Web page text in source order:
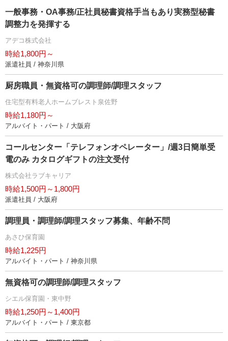
一般事務・OA事務/正社員秘書資格手当もあり実務型秘書
調整力を発揮する
アデコ株式会社
時給1,800円～
派遣社員 / 神奈川県
厨房職員・無資格可の調理師/調理スタッフ
住宅型有料老人ホームブレスト泉佐野
時給1,180円～
アルバイト・パート / 大阪府
コールセンター「テレフォンオペレーター」/週3日簡単受
電のみ カタログギフトの注文受付
株式会社ラブキャリア
時給1,500円～1,800円
派遣社員 / 大阪府
調理員・調理師/調理スタッフ募集、年齢不問
あさひ保育園
時給1,225円
アルバイト・パート / 神奈川県
無資格可の調理師/調理スタッフ
シエル保育園・東中野
時給1,250円～1,400円
アルバイト・パート / 東京都